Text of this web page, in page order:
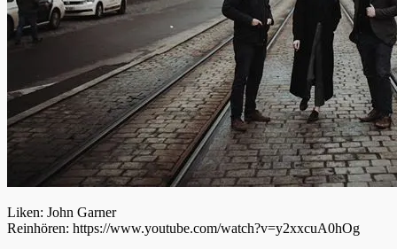
Liken: John Garner
Reinhören: https://www.youtube.com/watch?v=y2xxcuA0hOg